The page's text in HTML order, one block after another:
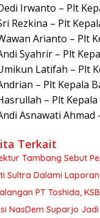
Irwanto – Plt
Rezkina – Plt
Arianto – Plt
Syahrir – Plt
Latifah – Plt
– Plt Kepala
– Plt
Asnawati
Terkait
Tambang Sebut
Sultra Dalami
PT Toshida,
NasDem Suparjo